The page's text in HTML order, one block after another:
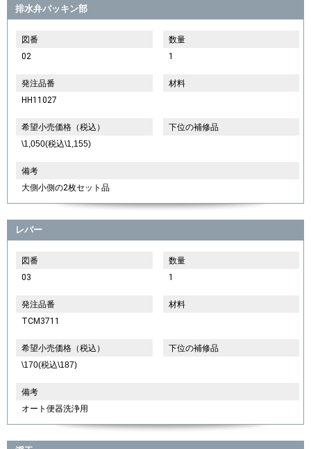
排水弁パッキン部
図番
02
数量
1
発注品番
HH11027
材料
希望小売価格（税込）
\1,050(税込\1,155)
下位の補修品
備考
大側小側の2枚セット品
レバー
図番
03
数量
1
発注品番
TCM3711
材料
希望小売価格（税込）
\170(税込\187)
下位の補修品
備考
オート便器洗浄用